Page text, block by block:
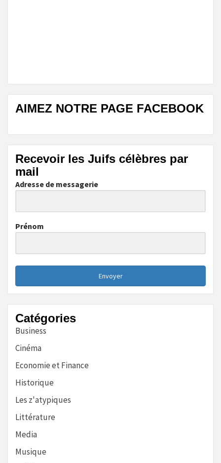
AIMEZ NOTRE PAGE FACEBOOK
Recevoir les Juifs célèbres par
mail
Adresse de messagerie
Prénom
Envoyer
Catégories
Business
Cinéma
Economie et Finance
Historique
Les z'atypiques
Littérature
Media
Musique